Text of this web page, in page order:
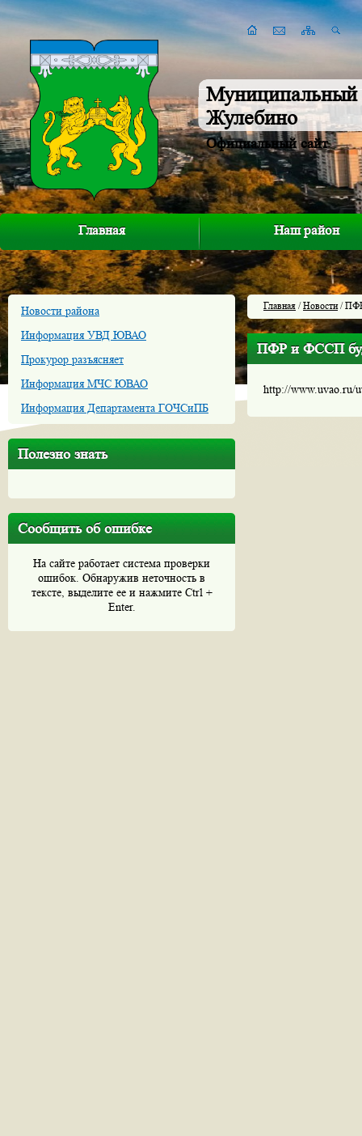
Муниципальный
Жулебино
Официальный сайт
Главная Наш район
Новости района
Информация УВД ЮВАО
Прокурор разъясняет
Информация МЧС ЮВАО
Информация Департамента ГОЧСиПБ
Полезно знать
Сообщить об ошибке
На сайте работает система проверки
ошибок. Обнаружив неточность в
тексте, выделите ее и нажмите Ctrl +
Enter.
Главная /Новости/ ПФР
ПФР и ФССП
http://www.uvao.ru/